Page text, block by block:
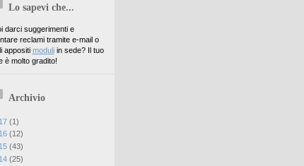
Lo sapevi che...
darci suggerimenti e
reclami tramite e-mail o
appositi moduliin sede? Il tuo
è molto gradito!
Archivio
(1)
(12)
(43)
(25)